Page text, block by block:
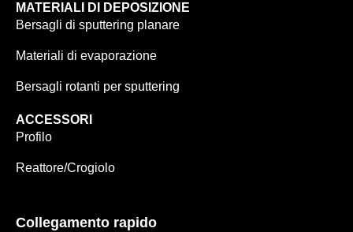
MATERIALI DI DEPOSIZIONE
Bersagli di sputtering planare
Materiali di evaporazione
Bersagli rotanti per sputtering
ACCESSORI
Profilo
Reattore/Crogiolo
Collegamento rapido